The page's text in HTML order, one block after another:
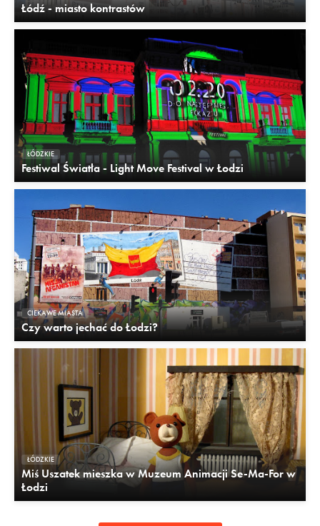
Łódź - miasto kontrastów
ŁÓDZKIE
Festiwal Światła - Light Move Festival w Łodzi
CIEKAWE MIASTA
Czy warto jechać do Łodzi?
ŁÓDZKIE
Miś Uszatek mieszka w Muzeum Animacji Se-Ma-For w
Łodzi